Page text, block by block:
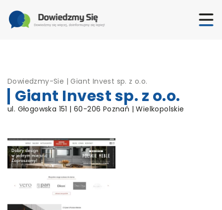
Dowiedzmy-Sie |Giant Invest sp. z o.o.
Giant Invest sp. z o.o.
ul. Głogowska 151 | 60-206 Poznań | Wielkopolskie